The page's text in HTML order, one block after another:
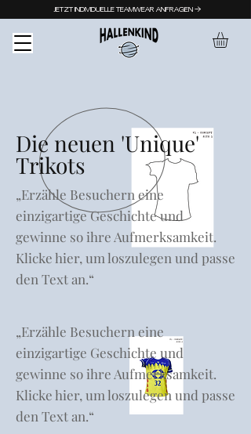
JETZT INDIVIDUELLE TEAMWEAR ANFRAGEN →
Die neuen 'Unique'
Trikots
„Erzähle Besuchern eine
einzigartige Geschichte und
gewinne so ihre Aufmerksamkeit.
Klicke hier, um loszulegen und passe
den Text an.“
„Erzähle Besuchern eine
einzigartige Geschichte und
gewinne so ihre Aufmerksamkeit.
Klicke hier, um loszulegen und passe
den Text an.“